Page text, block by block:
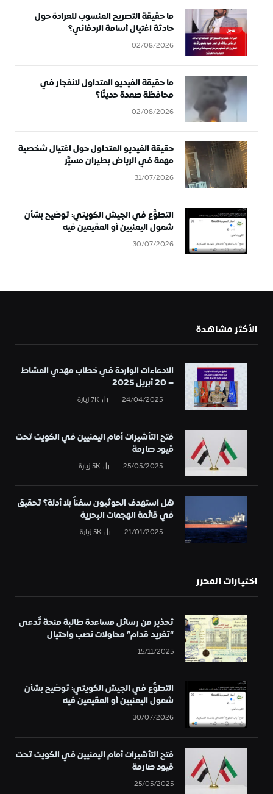
ما حقيقة التصريح المنسوب للعرادة حول
حادثة اغتيال أسامة الردفاني؟
02/08/2026
ما حقيقة الفيديو المتداول لانفجار في
محافظة صعدة حديثًا؟
02/08/2026
حقيقة الفيديو المتداول حول اغتيال شخصية
مهمة في الرياض بطيران مسيَّر
31/07/2026
التطوُّع في الجيش الكويتي: توضيح بشأن
شمول اليمنيين أو المقيمين فيه
30/07/2026
الأكثر مشاهدة
الادعاءات الواردة في خطاب مهدي المشاط
– 20 أبريل 2025
24/04/2025
7Kزيارة
فتح التأشيرات أمام اليمنيين في الكويت تحت
قيود صارمة
25/05/2025
5Kزيارة
هل استهدف الحوثيون سفناً بلا أدلة؟ تحقيق
في قائمة الهجمات البحرية
21/01/2025
5Kزيارة
اختيارات المحرر
تحذير من رسائل مساعدة طالبة منحة تُدعى
“تغريد قدام” محاولات نصب واحتيال
15/11/2025
التطوُّع في الجيش الكويتي: توضيح بشأن
شمول اليمنيين أو المقيمين فيه
30/07/2026
فتح التأشيرات أمام اليمنيين في الكويت تحت
قيود صارمة
25/05/2025